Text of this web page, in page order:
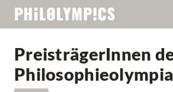
PreisträgerInnen